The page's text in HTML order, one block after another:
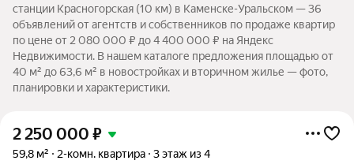
станции Красногорская (10 км) в Каменске-Уральском — 36
объявлений от агентств и собственников по продаже квартир
по цене от 2 080 000 ₽ до 4 400 000 ₽ на Яндекс
Недвижимости. В нашем каталоге предложения площадью от
40 м² до 63,6 м² в новостройках и вторичном жилье — фото,
планировки и характеристики.
2 250 000 ₽
59,8 м² 2-комн. квартира 3 этаж из 4